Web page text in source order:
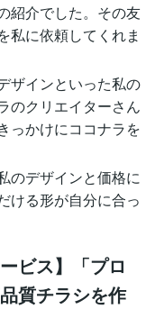
紹介でした。その友
私に依頼してくれま
ザインといった私の
のクリエイターさん
っかけにココナラを
のデザインと価格に
ける形が自分に合っ
ビス】「プロ
質チラシを作